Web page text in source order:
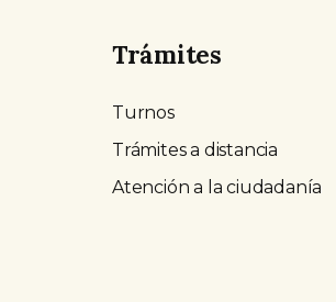
Trámites
Turnos
Trámites a distancia
Atención a la ciudadanía